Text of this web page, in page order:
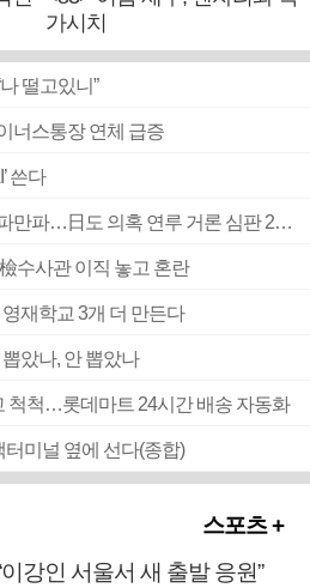
가시치
떨고있니”
너스통장 연체 급증
쓴다
■ 축구협회 ‘성 접대’ 의혹 일파만파…日도 의혹 연루 거론 심판 2명 조사
수사관 이직 놓고 혼란
재학교 3개 더 만든다
았나, 안 뽑았나
척척…롯데마트 24시간 배송 자동화
미널 옆에 선다(종합)
스포츠 +
이강인 서울서 새 출발 응원”